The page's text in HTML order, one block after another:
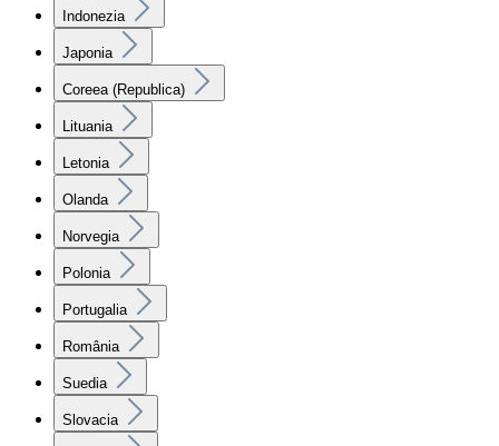
Indonezia
Japonia
Coreea (Republica)
Lituania
Letonia
Olanda
Norvegia
Polonia
Portugalia
România
Suedia
Slovacia